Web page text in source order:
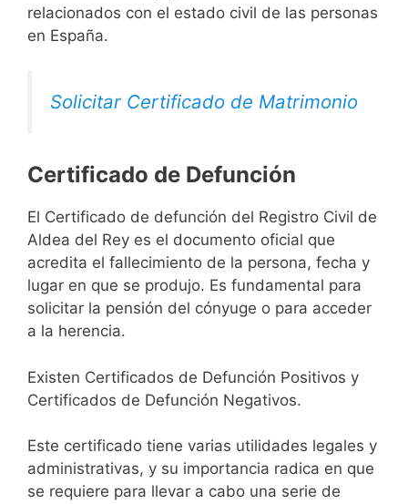
relacionados con el estado civil de las personas
en España.
Solicitar Certificado de Matrimonio
Certificado de Defunción
El Certificado de defunción del Registro Civil de
Aldea del Rey es el documento oficial que
acredita el fallecimiento de la persona, fecha y
lugar en que se produjo. Es fundamental para
solicitar la pensión del cónyuge o para acceder
a la herencia.
Existen Certificados de Defunción Positivos y
Certificados de Defunción Negativos.
Este certificado tiene varias utilidades legales y
administrativas, y su importancia radica en que
se requiere para llevar a cabo una serie de